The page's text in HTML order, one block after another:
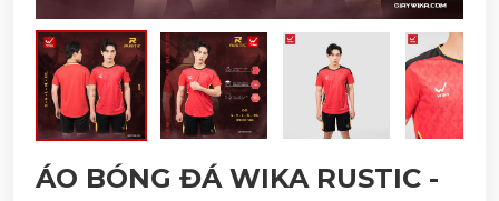
ÁO BÓNG ĐÁ WIKA RUSTIC -